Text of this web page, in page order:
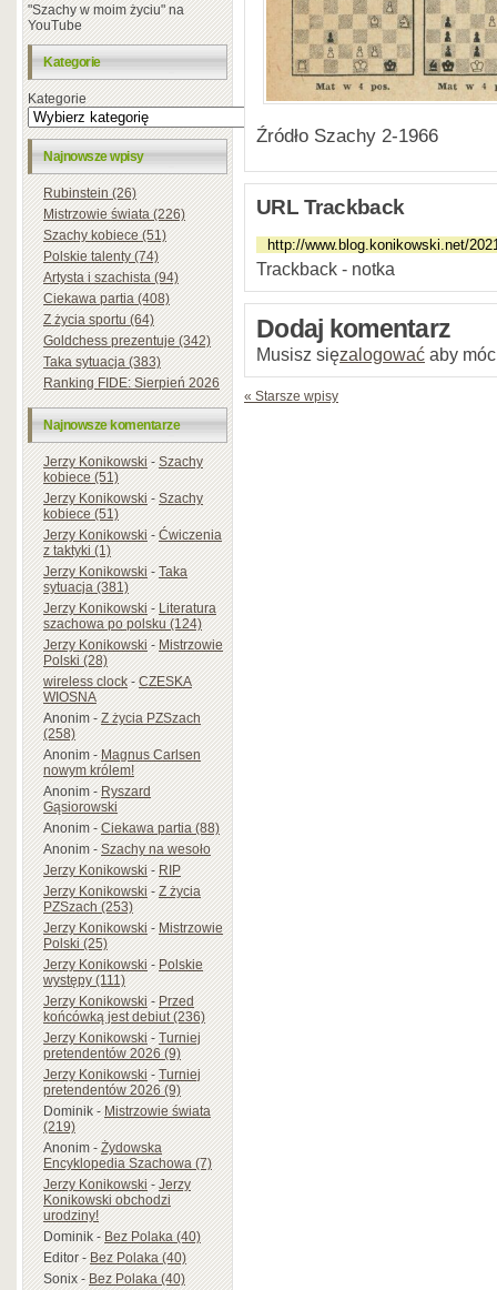
"Szachy w moim życiu" na
YouTube
Kategorie
Kategorie
Najnowsze wpisy
Rubinstein (26)
Mistrzowie świata (226)
Szachy kobiece (51)
Polskie talenty (74)
Artysta i szachista (94)
Ciekawa partia (408)
Z życia sportu (64)
Goldchess prezentuje (342)
Taka sytuacja (383)
Ranking FIDE: Sierpień 2026
Najnowsze komentarze
Jerzy Konikowski-Szachy
kobiece (51)
Jerzy Konikowski-Szachy
kobiece (51)
Jerzy Konikowski-Ćwiczenia
z taktyki (1)
Jerzy Konikowski-Taka
sytuacja (381)
Jerzy Konikowski-Literatura
szachowa po polsku (124)
Jerzy Konikowski-Mistrzowie
Polski (28)
wireless clock-CZESKA
WIOSNA
Anonim-Z życia PZSzach
(258)
Anonim-Magnus Carlsen
nowym królem!
Anonim-Ryszard
Gąsiorowski
Anonim-Ciekawa partia (88)
Anonim-Szachy na wesoło
Jerzy Konikowski-RIP
Jerzy Konikowski-Z życia
PZSzach (253)
Jerzy Konikowski-Mistrzowie
Polski (25)
Jerzy Konikowski-Polskie
występy (111)
Jerzy Konikowski-Przed
końcówką jest debiut (236)
Jerzy Konikowski-Turniej
pretendentów 2026 (9)
Jerzy Konikowski-Turniej
pretendentów 2026 (9)
Dominik-Mistrzowie świata
(219)
Anonim-Żydowska
Encyklopedia Szachowa (7)
Jerzy Konikowski-Jerzy
Konikowski obchodzi
urodziny!
Dominik-Bez Polaka (40)
Editor-Bez Polaka (40)
Sonix-Bez Polaka (40)
Źródło Szachy 2-1966
URL Trackback
Trackback - notka
Dodaj komentarz
Musisz sięzalogować aby
« Starsze wpisy